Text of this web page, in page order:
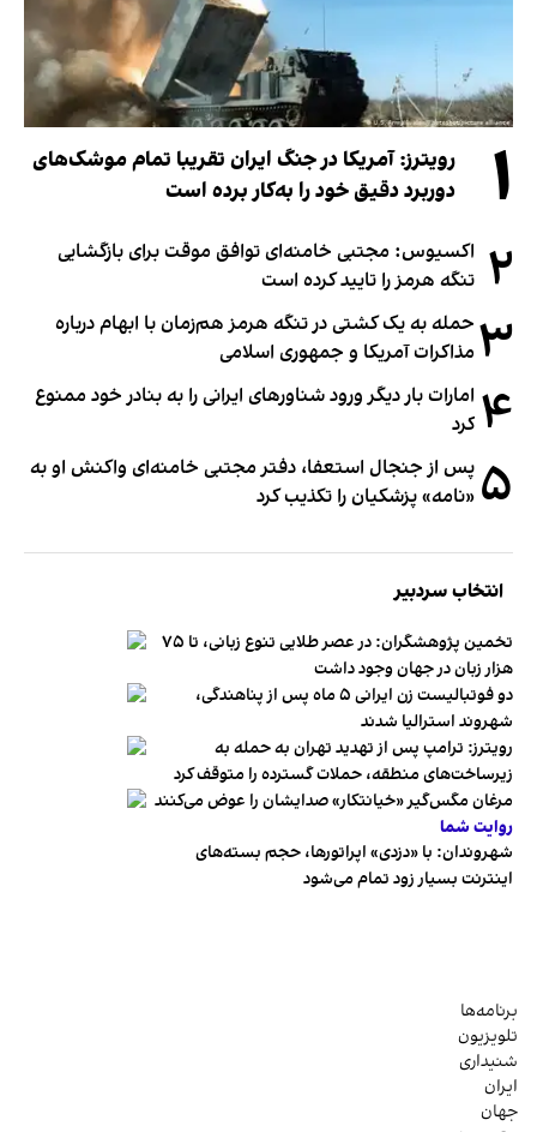
۱
رویترز: آمریکا در جنگ ایران تقریبا تمام موشک‌های
دوربرد دقیق خود را به‌کار برده است
۲ اکسیوس: مجتبی خامنه‌ای توافق موقت برای بازگشایی
تنگه هرمز را تایید کرده است
۳ حمله به یک کشتی در تنگه هرمز هم‌زمان با ابهام درباره
مذاکرات آمریکا و جمهوری اسلامی
۴ امارات بار دیگر ورود شناورهای ایرانی را به بنادر خود ممنوع
کرد
۵ پس از جنجال استعفا، دفتر مجتبی خامنه‌ای واکنش او به
«نامه» پزشکیان را تکذیب کرد
انتخاب سردبیر
تخمین پژوهشگران: در عصر طلایی تنوع زبانی، تا ۷۵
هزار زبان در جهان وجود داشت
دو فوتبالیست زن ایرانی ۵ ماه پس از پناهندگی،
شهروند استرالیا شدند
رویترز: ترامپ پس از تهدید تهران به حمله به
زیرساخت‌های منطقه، حملات گسترده را متوقف کرد
مرغان مگس‌گیر «خیانتکار» صدایشان را عوض می‌کنند
روایت شما
شهروندان:‌ با «دزدی» اپراتورها، حجم بسته‌های
اینترنت بسیار زود تمام می‌شود
برنامه‌ها
تلویزیون
شنیداری
ایران
جهان